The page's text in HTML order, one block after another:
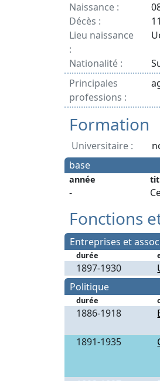
Naissance :
Décès :
Lieu naissance
:
Nationalité :
Principales
professions :
Formation
Universitaire :
base
année
-
Fonctions
Entreprises et
durée
1897-1930
Politique
durée
1886-1918
1891-1935